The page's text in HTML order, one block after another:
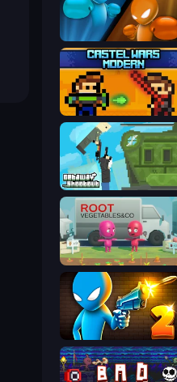
Drunken Boxing
Castle Wars: Modern
Getaway Shootout
Root Vegetables & Co
Drunken Duel 2